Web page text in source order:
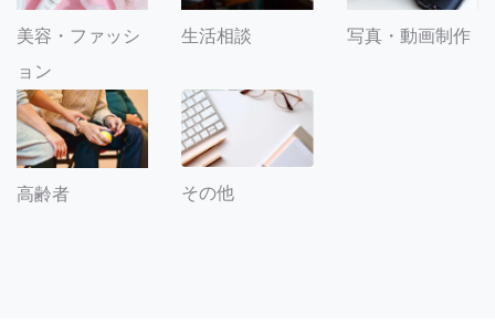
美容・ファッシ
ョン
生活相談 写真・動画制作
高齢者 その他